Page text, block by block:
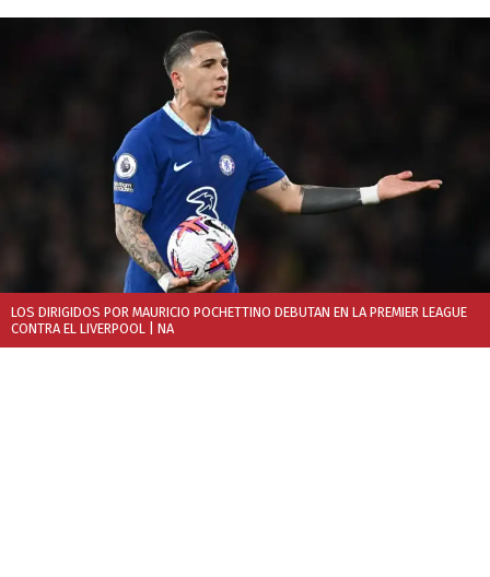
LOS DIRIGIDOS POR MAURICIO POCHETTINO DEBUTAN EN LA PREMIER LEAGUE
CONTRA EL LIVERPOOL
| NA